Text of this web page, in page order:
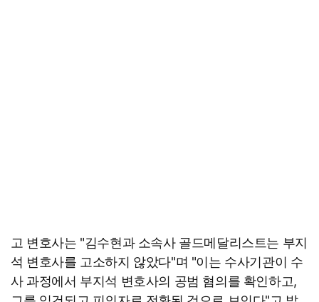
고 변호사는 "김수현과 소속사 골드메달리스트는 부지
석 변호사를 고소하지 않았다"며 "이는 수사기관이 수
사 과정에서 부지석 변호사의 공범 혐의를 확인하고,